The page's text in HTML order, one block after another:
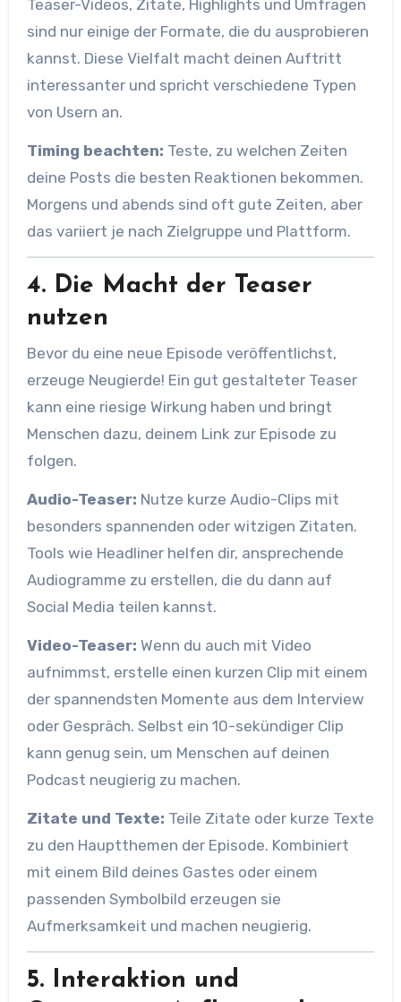
Teaser-Videos, Zitate, Highlights und Umfragen
sind nur einige der Formate, die du ausprobieren
kannst. Diese Vielfalt macht deinen Auftritt
interessanter und spricht verschiedene Typen
von Usern an.
Timing beachten: Teste, zu welchen Zeiten
deine Posts die besten Reaktionen bekommen.
Morgens und abends sind oft gute Zeiten, aber
das variiert je nach Zielgruppe und Plattform.
4. Die Macht der Teaser
nutzen
Bevor du eine neue Episode veröffentlichst,
erzeuge Neugierde! Ein gut gestalteter Teaser
kann eine riesige Wirkung haben und bringt
Menschen dazu, deinem Link zur Episode zu
folgen.
Audio-Teaser: Nutze kurze Audio-Clips mit
besonders spannenden oder witzigen Zitaten.
Tools wie Headliner helfen dir, ansprechende
Audiogramme zu erstellen, die du dann auf
Social Media teilen kannst.
Video-Teaser: Wenn du auch mit Video
aufnimmst, erstelle einen kurzen Clip mit einem
der spannendsten Momente aus dem Interview
oder Gespräch. Selbst ein 10-sekündiger Clip
kann genug sein, um Menschen auf deinen
Podcast neugierig zu machen.
Zitate und Texte: Teile Zitate oder kurze Texte
zu den Hauptthemen der Episode. Kombiniert
mit einem Bild deines Gastes oder einem
passenden Symbolbild erzeugen sie
Aufmerksamkeit und machen neugierig.
5. Interaktion und